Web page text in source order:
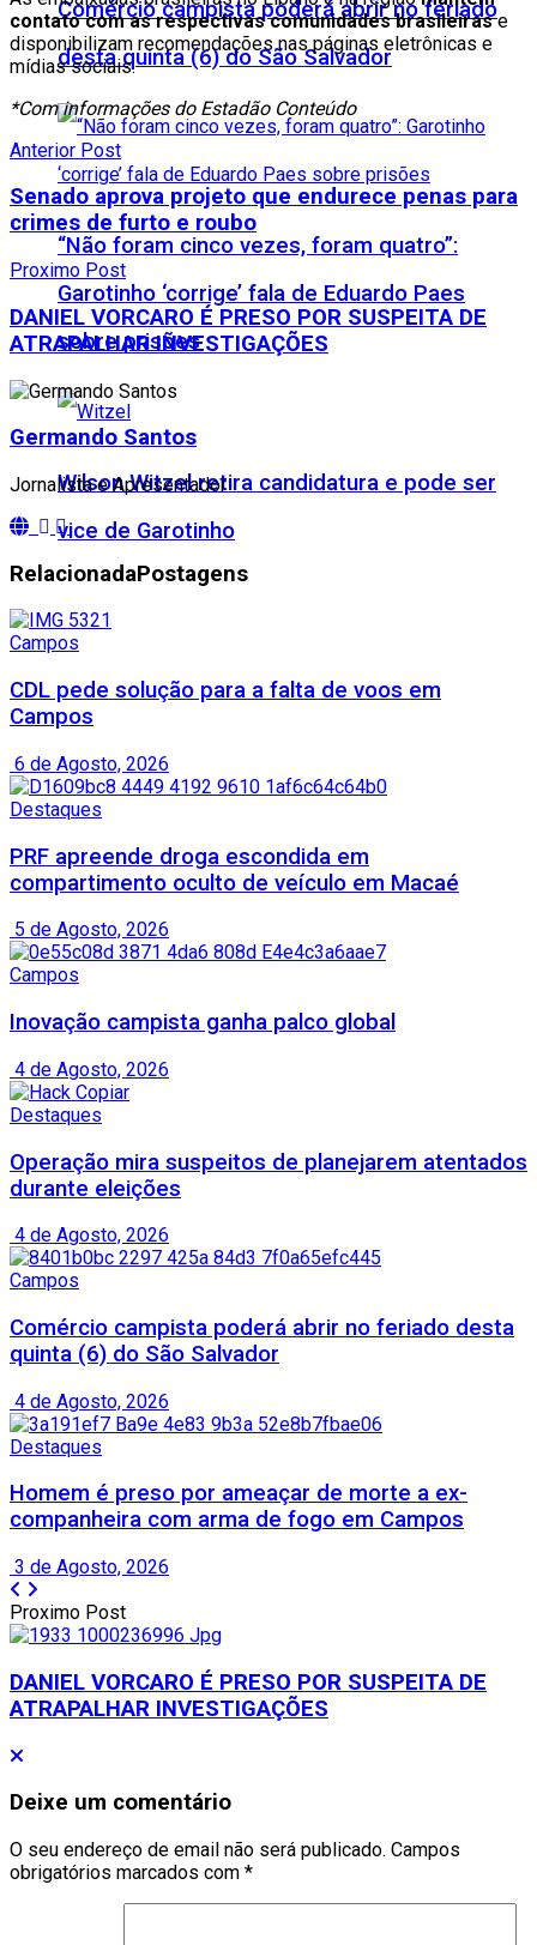
Comércio campista poderá abrir no feriado
desta quinta (6) do São Salvador
“Não foram cinco vezes, foram quatro”:
Garotinho ‘corrige’ fala de Eduardo Paes
sobre prisões
Wilson Witzel retira candidatura e pode ser
vice de Garotinho
contato com as respectivas comunidades brasileirase
disponibilizam recomendações nas páginas eletrônicas e
mídias sociais.
*Com informações do Estadão Conteúdo
Anterior Post
Senado aprova projeto que endurece penas para
crimes de furto e roubo
Proximo Post
DANIEL VORCARO É PRESO POR SUSPEITA DE
ATRAPALHAR INVESTIGAÇÕES
Germando Santos
Jornalista e Apresentador
RelacionadaPostagens
Campos
CDL pede solução para a falta de voos em
Campos
6 de Agosto, 2026
Destaques
PRF apreende droga escondida em
compartimento oculto de veículo em Macaé
5 de Agosto, 2026
Campos
Inovação campista ganha palco global
4 de Agosto, 2026
Destaques
Operação mira suspeitos de planejarem atentados
durante eleições
4 de Agosto, 2026
Campos
Comércio campista poderá abrir no feriado desta
quinta (6) do São Salvador
4 de Agosto, 2026
Destaques
Homem é preso por ameaçar de morte a ex-
companheira com arma de fogo em Campos
3 de Agosto, 2026
Proximo Post
DANIEL VORCARO É PRESO POR SUSPEITA DE
ATRAPALHAR INVESTIGAÇÕES
Deixe um comentário
O seu endereço de email não será publicado. Campos
obrigatórios marcados com *